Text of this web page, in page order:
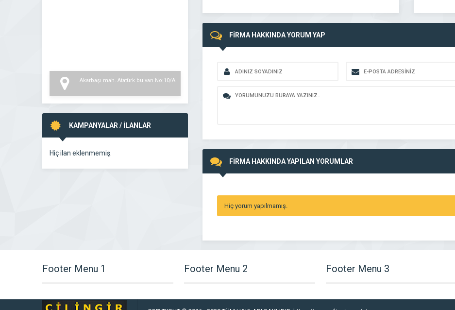
Akarbaşı mah. Atatürk bulvarı No:10/A
KAMPANYALAR / İLANLAR
Hiç ilan eklenmemiş.
FİRMA HAKKINDA YORUM YAP
FİRMA HAKKINDA YAPILAN YORUMLAR
Hiç yorum yapılmamış.
Footer Menu 1 Footer Menu 2 Footer Menu 3